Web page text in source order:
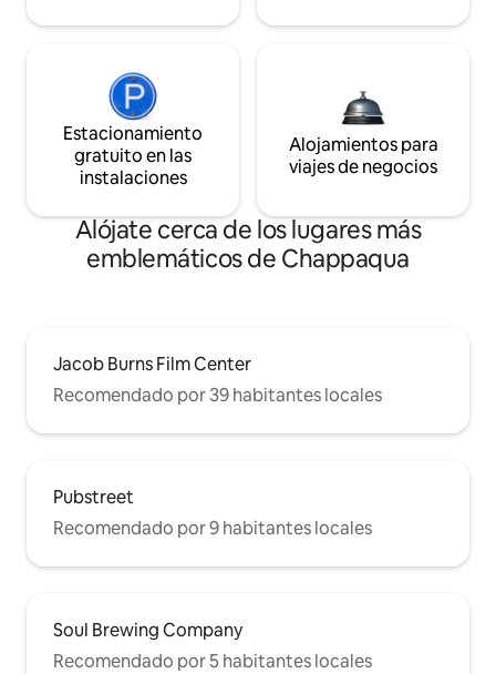
Estacionamiento
gratuito en las
instalaciones
Alojamientos para
viajes de negocios
Alójate cerca de los lugares más
emblemáticos de Chappaqua
Jacob Burns Film Center
Recomendado por 39 habitantes locales
Pubstreet
Recomendado por 9 habitantes locales
Soul Brewing Company
Recomendado por 5 habitantes locales